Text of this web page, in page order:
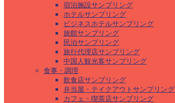
宿泊施設サンプリング
ホテルサンプリング
ビジネスホテルサンプリング
旅館サンプリング
民泊サンプリング
旅行代理店サンプリング
中国人観光客サンプリング
食事・調理
飲食店サンプリング
弁当屋・テイクアウトサンプリング
カフェ・喫茶店サンプリング